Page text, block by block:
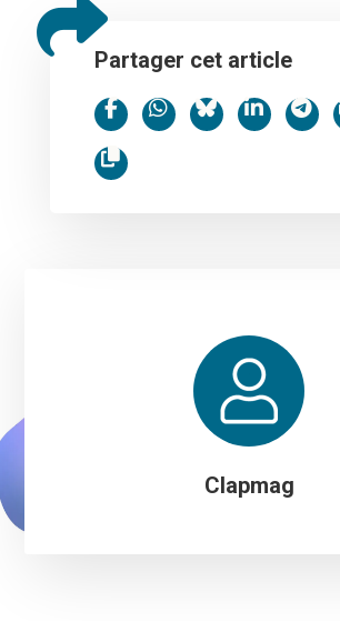
Partager cet article
Clapmag